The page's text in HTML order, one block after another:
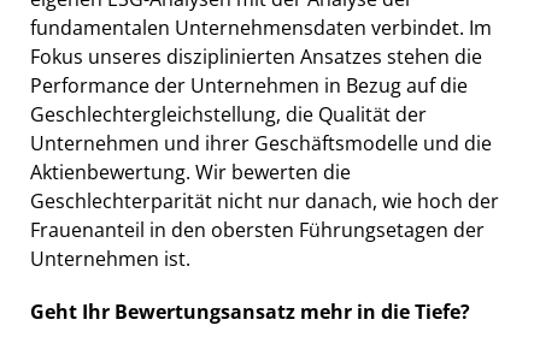
fundamentalen Unternehmensdaten verbindet. Im
Fokus unseres disziplinierten Ansatzes stehen die
Performance der Unternehmen in Bezug auf die
Geschlechtergleichstellung, die Qualität der
Unternehmen und ihrer Geschäftsmodelle und die
Aktienbewertung. Wir bewerten die
Geschlechterparität nicht nur danach, wie hoch der
Frauenanteil in den obersten Führungsetagen der
Unternehmen ist.
Geht Ihr Bewertungsansatz mehr in die Tiefe?